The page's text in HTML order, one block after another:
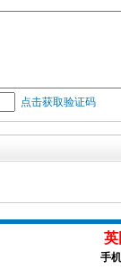
点击获取验证码
英
手